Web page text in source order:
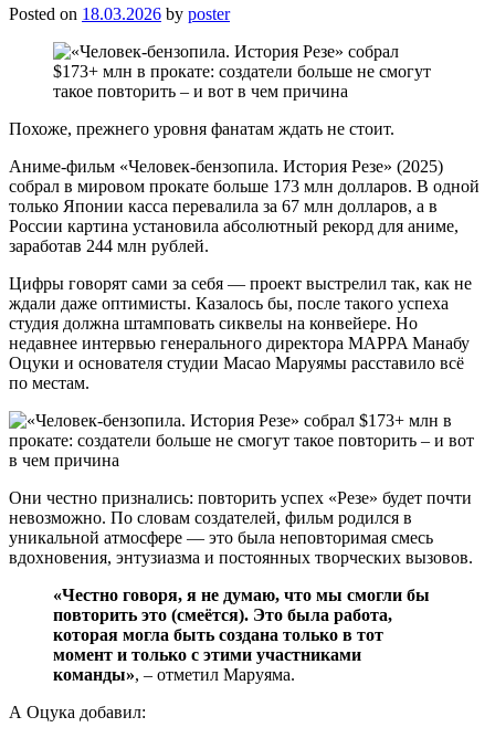
Posted on 18.03.2026 by poster
Похоже, прежнего уровня фанатам ждать не стоит.
Аниме-фильм «Человек-бензопила. История Резе» (2025)
собрал в мировом прокате больше 173 млн долларов. В одной
только Японии касса перевалила за 67 млн долларов, а в
России картина установила абсолютный рекорд для аниме,
заработав 244 млн рублей.
Цифры говорят сами за себя — проект выстрелил так, как не
ждали даже оптимисты. Казалось бы, после такого успеха
студия должна штамповать сиквелы на конвейере. Но
недавнее интервью генерального директора MAPPA Манабу
Оцуки и основателя студии Масао Маруямы расставило всё
по местам.
Они честно признались: повторить успех «Резе» будет почти
невозможно. По словам создателей, фильм родился в
уникальной атмосфере — это была неповторимая смесь
вдохновения, энтузиазма и постоянных творческих вызовов.
«Честно говоря, я не думаю, что мы смогли бы
повторить это (смеётся). Это была работа,
которая могла быть создана только в тот
момент и только с этими участниками
команды», – отметил Маруяма.
А Оцука добавил: